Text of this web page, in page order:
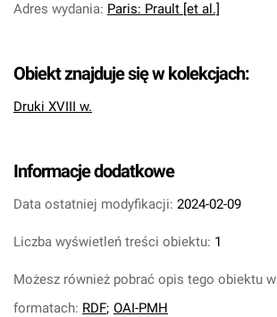
Adres wydania: Paris: Prault [et al.]
Obiekt znajduje się w kolekcjach:
Druki XVIII w.
Informacje dodatkowe
Data ostatniej modyfikacji: 2024-02-09
Liczba wyświetleń treści obiektu: 1
Możesz również pobrać opis tego obiektu w
formatach: RDF; OAI-PMH